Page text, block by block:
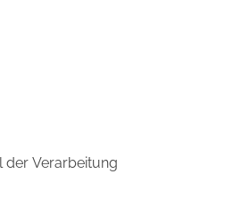
der Verarbeitung